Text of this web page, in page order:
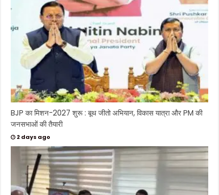
BJP का मिशन-2027 शुरू : बूथ जीतो अभियान, विकास यात्रा और PM की
जनसभाओं की तैयारी
2 days ago